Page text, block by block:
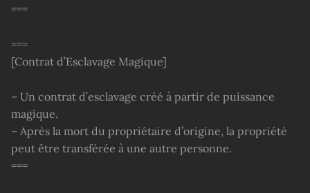
===
===
[Contrat d’Esclavage Magique]
– Un contrat d’esclavage créé à partir de puissance
magique.
– Après la mort du propriétaire d’origine, la propriété
peut être transférée à une autre personne.
===